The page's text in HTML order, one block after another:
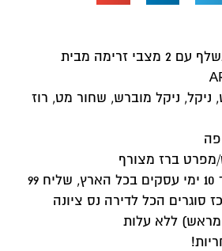
ברז מטבח יוקרתי נשלף עם 2 מצבי זרימה מבית
ניקל, ניקל מוברש, שחור מט, רוז
ברז מצורף
משלוח עד 10 ימי עסקים בכל הארץ, שליח 99
סוגרים הכל לדירה נס ציונה